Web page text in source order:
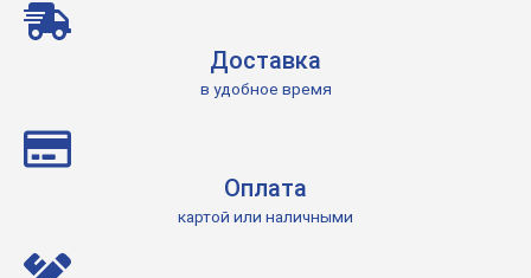
Доставка
в удобное время
Оплата
картой или наличными